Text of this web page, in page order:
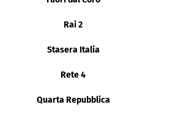
Rai 2
Stasera Italia
Rete 4
Quarta Repubblica